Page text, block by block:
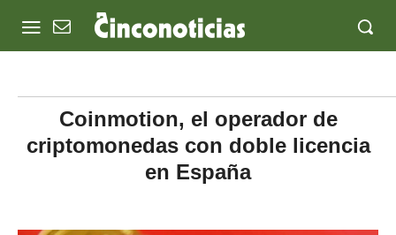
Coinmotion, el operador de
criptomonedas con doble licencia
en España